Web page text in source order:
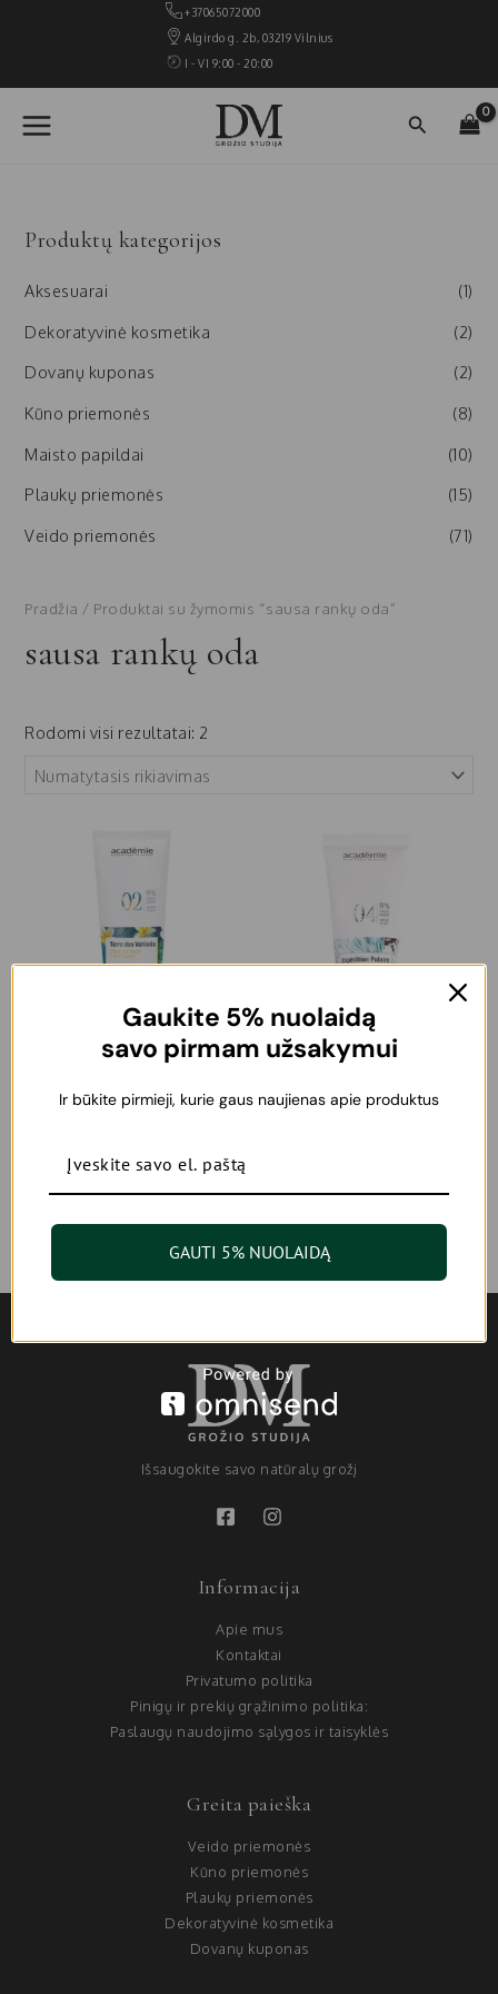
+37065072000
Algirdo g. 2b, 03219 Vilnius
I - VI 9:00 - 20:00
Paieška
Produktų kategorijos
Aksesuarai (1)
Dekoratyvinė kosmetika (2)
Dovanų kuponas (2)
Kūno priemonės (8)
Maisto papildai (10)
Plaukų priemonės (15)
Veido priemonės (71)
Pradžia / Produktai su žymomis “sausa rankų oda”
sausa rankų oda
Rodomi visi rezultatai: 2
Academie Scientifigue de Beaute
12,00€
Academie Scientifique de Beaute
12,00€
Nuolaidos
Išsaugokite savo natūralų grožį
Informacija
Apie mus
Kontaktai
Privatumo politika
Pinigų ir prekių grąžinimo politika:
Paslaugų naudojimo sąlygos ir taisyklės
Greita paieška
Veido priemonės
Kūno priemonės
Plaukų priemonės
Dekoratyvinė kosmetika
Dovanų kuponas
Gaukite 5% nuolaidą
savo pirmam užsakymui
Ir būkite pirmieji, kurie gaus naujienas apie produktus
GAUTI 5% NUOLAIDĄ